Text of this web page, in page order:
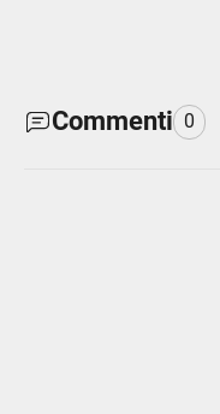
Commenti 0